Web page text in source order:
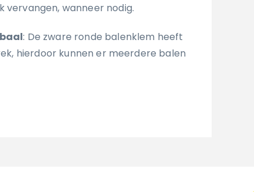
vervangen, wanneer nodig.
: De zware ronde balenklem heeft
hierdoor kunnen er meerdere balen